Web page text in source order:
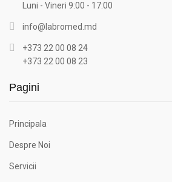
Luni - Vineri 9:00 - 17:00
info@labromed.md
+373 22 00 08 24
+373 22 00 08 23
Pagini
Principala
Despre Noi
Servicii